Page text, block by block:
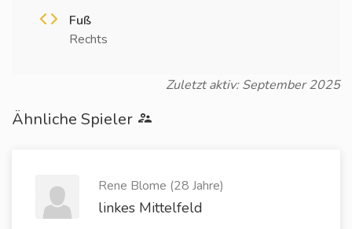
Fuß
Rechts
Zuletzt aktiv: September 2025
Ähnliche Spieler
Rene Blome (28 Jahre)
linkes Mittelfeld